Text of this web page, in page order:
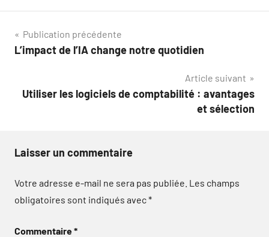
Navigation
de
Publication précédente
L’impact de l’IA change notre quotidien
Article suivant
Utiliser les logiciels de comptabilité : avantages
et sélection
Laisser un commentaire
Votre adresse e-mail ne sera pas publiée. Les champs
obligatoires sont indiqués avec*
Commentaire*